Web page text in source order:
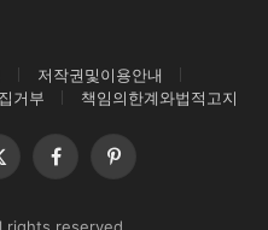
저작권및이용안내
거부 책임의한계와법적고지
FacebookPinterest
rights reserved.